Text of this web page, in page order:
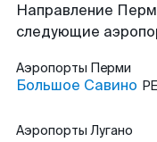
Направление
следующие
Аэропорты Перми
Большое Савино
Аэропорты Лугано